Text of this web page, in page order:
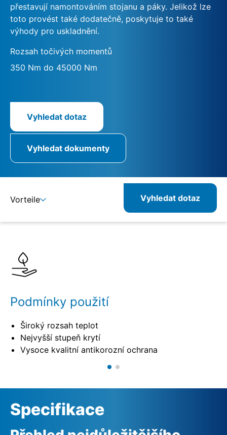
přestavují namontováním stojanu a páky. Jelikož lze
toto provést také dodatečně, poskytuje to také
výhody pro uskladnění.
Rozsah točivých momentů
350 Nm do 45000 Nm
Vyhledat dotaz
Vyhledat dokumenty
Vorteile Vyhledat dotaz
Podmínky použití
Široký rozsah teplot
Nejvyšší stupeň krytí
Vysoce kvalitní antikorozní ochrana
Specifikace